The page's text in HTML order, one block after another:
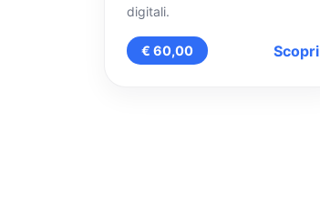
digitali.
€ 60,00 Scopri